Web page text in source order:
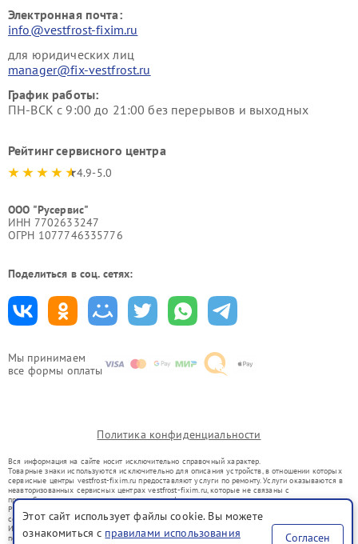
Мы принимаем
все формы оплаты
Электронная почта:
info@vestfrost-fixim.ru
для юридических лиц
manager@fix-vestfrost.ru
График работы:
ПН-ВСК с 9:00 до 21:00 без перерывов и выходных
Рейтинг сервисного центра
4.9-5.0
ООО "Русервис"
ИНН 7702633247
ОГРН 1077746335776
Поделиться в соц. сетях:
Политика конфиденциальности
Вся информация на сайте носит исключительно справочный характер.
Товарные знаки используются исключительно для описания устройств, в отношении которых
сервисные центры vestfrost-fixim.ru предоставляют услуги по ремонту. Услуги оказываются в
неавторизованных сервисных центрах vestfrost-fixim.ru, которые не связаны с
правообладателями товарных знаков или их официальными представителями.
Ремонт осуществляется для устройств, уже введенных в гражданский оборот в соответствии
со статьей 1487 ГК РФ.
Использование товарных знаков не преследует цели индивидуализации услуг или введения
потребителей в заблуждение, а служит для информирования о предоставляемых услугах по
Этот сайт использует файлы cookie. Вы можете
ознакомиться с правилами использования
Согласен